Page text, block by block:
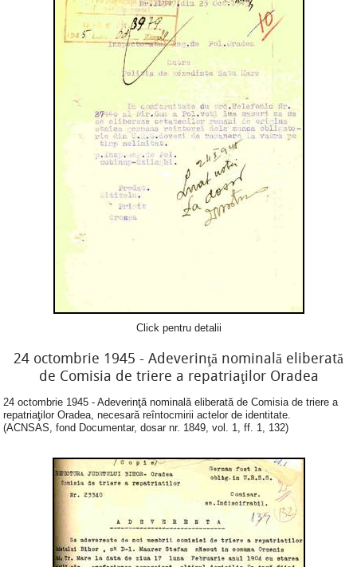
Click pentru detalii
24 octombrie 1945 - Adeverinţă nominală eliberată
de Comisia de triere a repatriaţilor Oradea
24 octombrie 1945 - Adeverinţă nominală eliberată de Comisia de triere a
repatriaţilor Oradea, necesară reîntocmirii actelor de identitate.
(ACNSAS, fond Documentar, dosar nr. 1849, vol. 1, ff. 1, 132)